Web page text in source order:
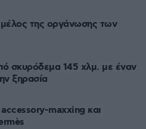
της οργάνωσης των
σκυρόδεμα 145 χλμ. με έναν
ξηρασία
maxxing και